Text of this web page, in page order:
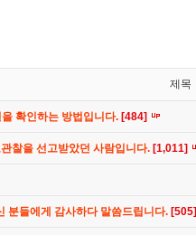
제목
확인하는 방법입니다. [484]
찰을 선고받았던 사람입니다. [1,011]
분들에게 감사하다 말씀드립니다. [505]